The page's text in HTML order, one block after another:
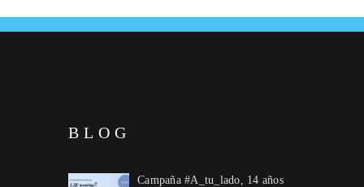
BLOG
Campaña #A_tu_lado, 14 años